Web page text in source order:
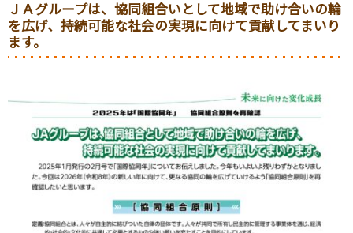
ＪＡグループは、協同組合いとして地域で助け合いの輪
を広げ、持続可能な社会の実現に向けて貢献してまいり
ます。